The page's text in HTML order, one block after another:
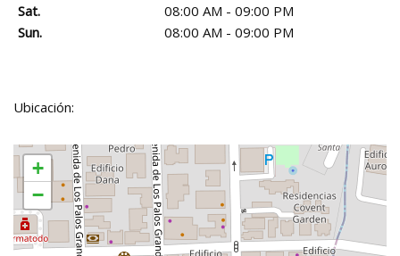
Sat.
08:00 AM - 09:00 PM
Sun.
08:00 AM - 09:00 PM
Ubicación:
+
−